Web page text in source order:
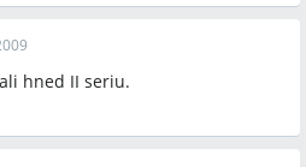
hned II seriu.